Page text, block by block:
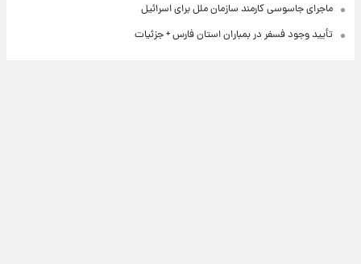
ماجرای جاسوسی کارمند سازمان ملل برای اسرائیل
تأیید وجود فسفر در بمباران استان فارس + جزئیات